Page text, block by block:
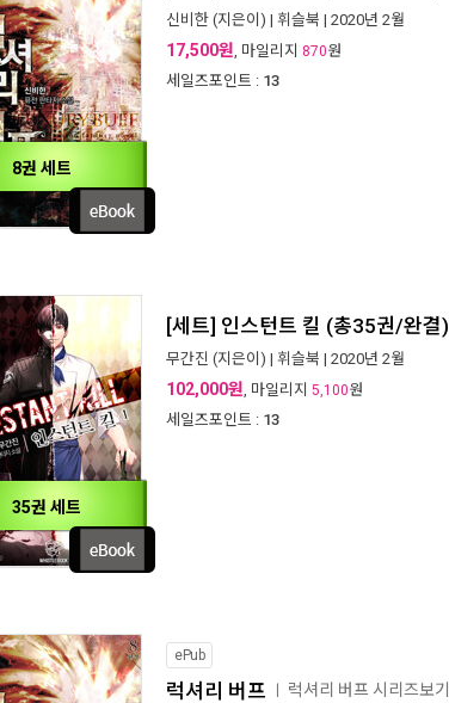
8권 세트
신비한 (지은이) | 휘슬북 | 2020년 2월
17,500원, 마일리지 870원
세일즈포인트 : 13
35권 세트
[세트] 인스턴트 킬 (총35권/완결)
무간진 (지은이) | 휘슬북 | 2020년 2월
102,000원, 마일리지 5,100원
세일즈포인트 : 13
ePub
럭셔리 버프 럭셔리 버프 시리즈보기